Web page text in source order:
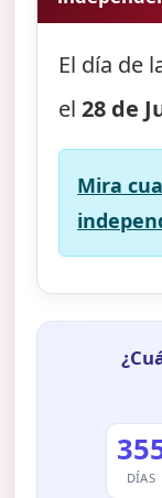
El día de
el28 de
Mira
DÍAS